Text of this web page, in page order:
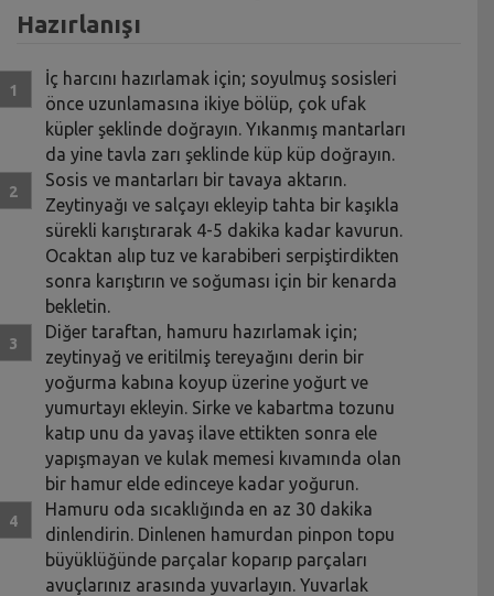
Hazırlanışı
İç harcını hazırlamak için; soyulmuş sosisleri
önce uzunlamasına ikiye bölüp, çok ufak
küpler şeklinde doğrayın. Yıkanmış mantarları
da yine tavla zarı şeklinde küp küp doğrayın.
Sosis ve mantarları bir tavaya aktarın.
Zeytinyağı ve salçayı ekleyip tahta bir kaşıkla
sürekli karıştırarak 4-5 dakika kadar kavurun.
Ocaktan alıp tuz ve karabiberi serpiştirdikten
sonra karıştırın ve soğuması için bir kenarda
bekletin.
Diğer taraftan, hamuru hazırlamak için;
zeytinyağ ve eritilmiş tereyağını derin bir
yoğurma kabına koyup üzerine yoğurt ve
yumurtayı ekleyin. Sirke ve kabartma tozunu
katıp unu da yavaş ilave ettikten sonra ele
yapışmayan ve kulak memesi kıvamında olan
bir hamur elde edinceye kadar yoğurun.
Hamuru oda sıcaklığında en az 30 dakika
dinlendirin. Dinlenen hamurdan pinpon topu
büyüklüğünde parçalar koparıp parçaları
avuçlarınız arasında yuvarlayın. Yuvarlak